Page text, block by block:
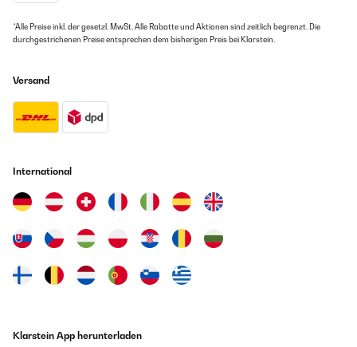
*Alle Preise inkl. der gesetzl. MwSt. Alle Rabatte und Aktionen sind zeitlich begrenzt. Die
durchgestrichenen Preise entsprechen dem bisherigen Preis bei Klarstein.
Versand
International
Klarstein App herunterladen